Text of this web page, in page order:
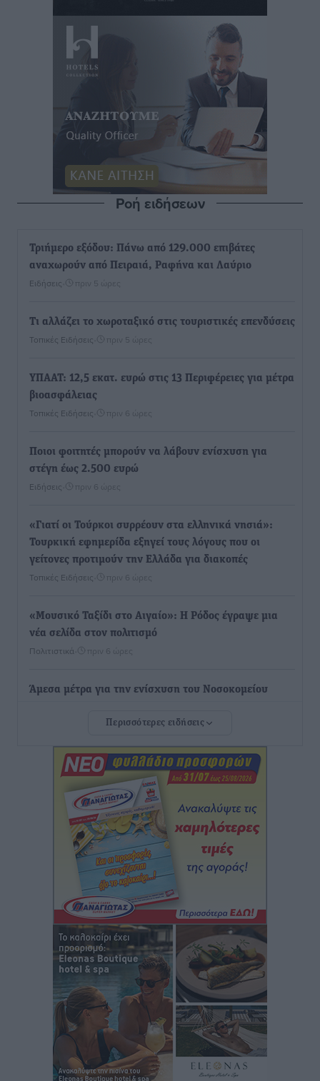
Ροή ειδήσεων
Τριήμερο εξόδου: Πάνω από 129.000 επιβάτες
αναχωρούν από Πειραιά, Ραφήνα και Λαύριο
Ειδήσεις πριν 5 ώρες
Τι αλλάζει το χωροταξικό στις τουριστικές επενδύσεις
Τοπικές Ειδήσεις πριν 5 ώρες
ΥΠΑΑΤ: 12,5 εκατ. ευρώ στις 13 Περιφέρειες για μέτρα
βιοασφάλειας
Τοπικές Ειδήσεις πριν 6 ώρες
Ποιοι φοιτητές μπορούν να λάβουν ενίσχυση για
στέγη έως 2.500 ευρώ
Ειδήσεις πριν 6 ώρες
«Γιατί οι Τούρκοι συρρέουν στα ελληνικά νησιά»:
Τουρκική εφημερίδα εξηγεί τους λόγους που οι
γείτονες προτιμούν την Ελλάδα για διακοπές
Τοπικές Ειδήσεις πριν 6 ώρες
«Μουσικό Ταξίδι στο Αιγαίο»: Η Ρόδος έγραψε μια
νέα σελίδα στον πολιτισμό
Πολιτιστικά πριν 6 ώρες
Άμεσα μέτρα για την ενίσχυση του Νοσοκομείου
ανακοίνωσε ο Άδωνις Γεωργιάδης
Iατρικός Σύλλογος Ροδου προς Α. Γεωργιάδη:
Στρατηγικές Προτάσεις για την Ενίσχυση της
Δημόσιας Υγείας στη Νησιωτική Ελλάδα και στα
Νοσοκομεία της Γ΄ Ζώνης
Τοπικές Ειδήσεις πριν 7 ώρες
Πάνθηρες: Ξεκίνησαν αισιόδοξοι για την παρθενική
“πτήση” τους
Αθλητικά• πριν 7 ώρες
Άρης Αρχαγγέλου: Στο πλευρό του άτυχου Ιάκωβου
Αθλητικά• πριν 7 ώρες
Φοίβος: Η μεγάλη επιστροφή του Μπρένο Σαλβατιέρα
πριν 7 ώρες
Περισσότερες ειδήσεις